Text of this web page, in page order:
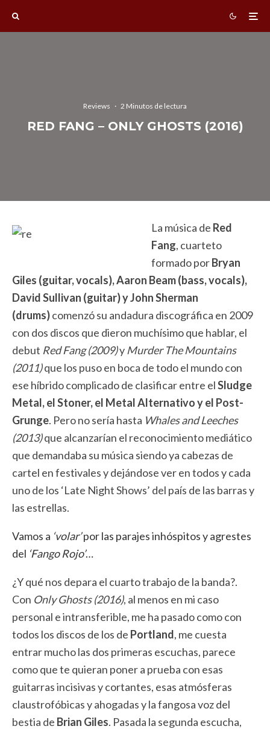
Reviews · 2 Minutos de lectura
RED FANG – ONLY GHOSTS (2016)
La música de Red
Fang, cuarteto
formado porBryan
Giles (guitar, vocals), Aaron Beam (bass, vocals),
David Sullivan (guitar) y John Sherman
(drums)comenzó su andadura discográfica en 2009
con dos discos que dieron muchísimo que hablar, el
debut Red Fang (2009)y Murder The Mountains
(2011)que los puso en boca de todo el mundo con
ese híbrido complicado de clasificar entre elSludge
Metal, el Stoner, el Metal Alternativo y el Post-
Grunge. Pero no sería hasta Whales and Leeches
(2013)que alcanzarían el reconocimiento mediático
que demandaba su música siendo ya cabezas de
cartel en festivales y dejándose ver en todos y cada
uno de los ‘Late Night Shows’ del país de las barras y
las estrellas.
Vamos a ‘volar’por las parajes inhóspitos y agrestes
del ‘Fango Rojo’…
¿Y qué nos depara el cuarto trabajo de la banda?.
Con Only Ghosts (2016), al menos en mi caso
personal e intransferible, me ha pasado como con
todos los discos de los de Portland, me cuesta
entrar mucho las dos primeras escuchas, parece
como que te quieran poner a prueba con esas
guitarras incisivas y cortantes, esas atmósferas
claustrofóbicas y ahogadas y la fangosa voz del
bestia de Brian Giles. Pasada la segunda escucha,